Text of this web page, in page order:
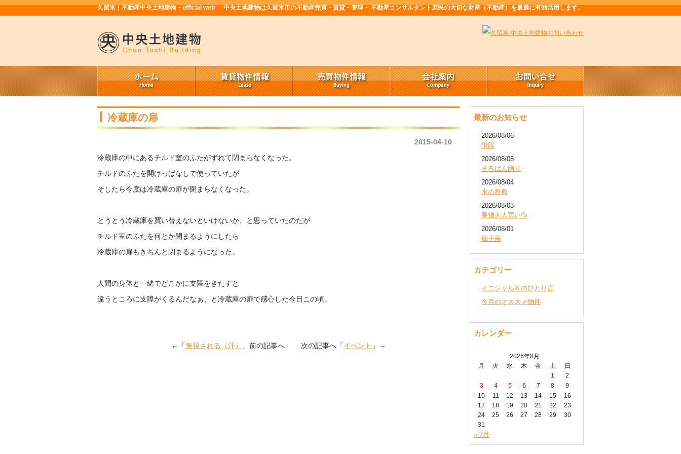
久留米｜不動産中央土地建物－official web 中央土地建物は久留米市の不動産売買・賃貸・管理・ 不動産コンサルタント庶民の大切な財産（不動産）を最適に有効活用します。
冷蔵庫の扉
2015-04-10
冷蔵庫の中にあるチルド室のふたがずれて閉まらなくなった。
チルドのふたを開けっぱなしで使っていたが
そしたら今度は冷蔵庫の扉が閉まらなくなった。
とうとう冷蔵庫を買い替えないといけないか、と思っていたのだが
チルド室のふたを何とか閉まるようにしたら
冷蔵庫の扉もきちんと閉まるようになった。
人間の身体と一緒でどこかに支障をきたすと
違うところに支障がくるんだなぁ、と冷蔵庫の扉で感心した今日この頃。
←「無視される（汗） 」前の記事へ 次の記事へ「イベント 」→
最新のお知らせ
2026/08/06
階段
2026/08/05
そろばん踊り
2026/08/04
水の祭典
2026/08/03
果物大人買い💦
2026/08/01
柚子庵
カテゴリー
イニシャルＫのひとり言
今月のオススメ物件
カレンダー
2026年8月
月
火 水 木 金 土
日
1
2
3
4 5 6 7 8
9
10
11 12 13 14 15
16
17
18 19 20 21 22
23
24
25 26 27 28 29
30
31
« 7月